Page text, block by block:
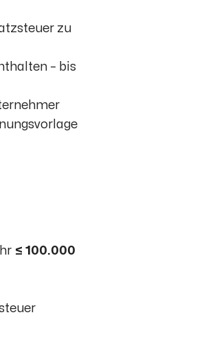
zu
– bis
≤ 100.000